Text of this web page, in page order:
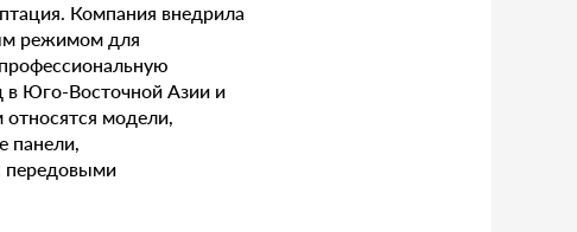
Компания внедрила
режимом для
в Юго-Восточной Азии и
модели,
панели,
передовыми